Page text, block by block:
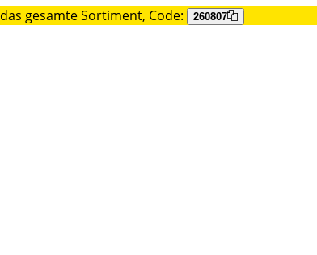
gesamte Sortiment, Code: 260807